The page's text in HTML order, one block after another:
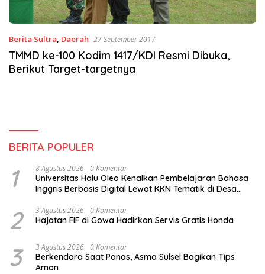
Berita Sultra, Daerah 27 September 2017
TMMD ke-100 Kodim 1417/KDI Resmi Dibuka,
Berikut Target-targetnya
BERITA POPULER
1 8 Agustus 2026 0 Komentar
Universitas Halu Oleo Kenalkan Pembelajaran Bahasa
Inggris Berbasis Digital Lewat KKN Tematik di Desa
2 3 Agustus 2026 0 Komentar
Hajatan FIF di Gowa Hadirkan Servis Gratis Honda
3 3 Agustus 2026 0 Komentar
Berkendara Saat Panas, Asmo Sulsel Bagikan Tips
Aman